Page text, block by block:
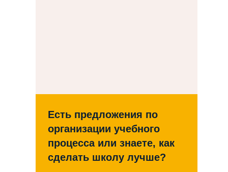
Есть предложения по
организации учебного
процесса или знаете, как
сделать школу лучше?